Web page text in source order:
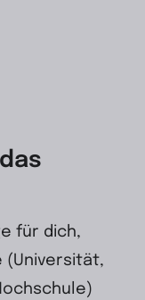
für dich,
(Universität,